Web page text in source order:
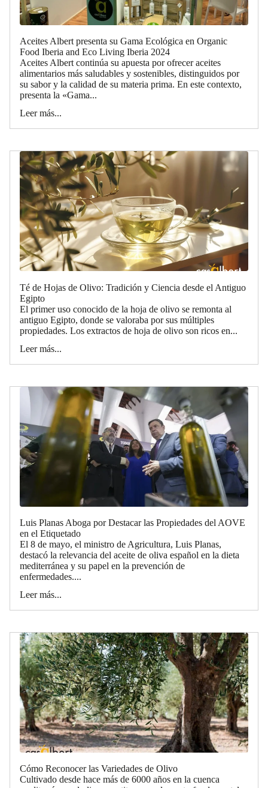
Aceites Albert presenta su Gama Ecológica en Organic
Food Iberia and Eco Living Iberia 2024
Aceites Albert continúa su apuesta por ofrecer aceites
alimentarios más saludables y sostenibles, distinguidos por
su sabor y la calidad de su materia prima. En este contexto,
presenta la «Gama...
Leer más...
Té de Hojas de Olivo: Tradición y Ciencia desde el Antiguo
Egipto
El primer uso conocido de la hoja de olivo se remonta al
antiguo Egipto, donde se valoraba por sus múltiples
propiedades. Los extractos de hoja de olivo son ricos en...
Leer más...
Luis Planas Aboga por Destacar las Propiedades del AOVE
en el Etiquetado
El 8 de mayo, el ministro de Agricultura, Luis Planas,
destacó la relevancia del aceite de oliva español en la dieta
mediterránea y su papel en la prevención de
enfermedades....
Leer más...
Cómo Reconocer las Variedades de Olivo
Cultivado desde hace más de 6000 años en la cuenca